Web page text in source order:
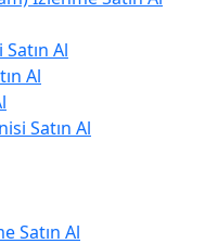
Al
Al
Satın Al
Satın Al